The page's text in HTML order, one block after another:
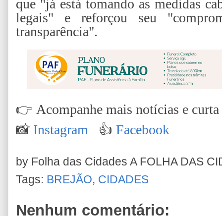
que "já está tomando as medidas
legais" e reforçou seu
transparência".
👉 Acompanhe mais notícias e curta
📸 Instagram 👍 Facebook
by Folha das Cidades A FOLHA DAS
Tags: BREJÃO, CIDADES
Nenhum comentário: